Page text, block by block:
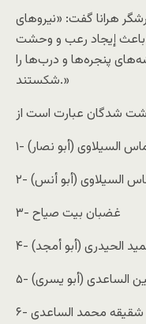
هرانا گفت: «نیروهای
باعث إیجاد رعب و وحشت
پنجره‌ها و درب‌ها را
شکستند.»
السیلاوی (أبو نصار)
السیلاوی (أبو أنس)
۳- غضبان بیت صیاح
الحیدری (أبو أمجد)
الساعدی (أبو یسرى)
۶- شقیقه محمد الساعدی